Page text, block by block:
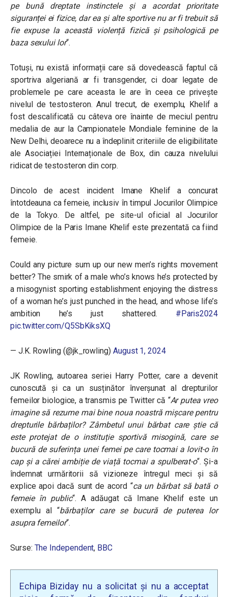
pe bună dreptate instinctele și a acordat prioritate
siguranței ei fizice, dar ea și alte sportive nu ar fi trebuit să
fie expuse la această violență fizică și psihologică pe
baza sexului lor“.
Totuși, nu există informații care să dovedească faptul că
sportriva algeriană ar fi transgender, ci doar legate de
problemele pe care aceasta le are în ceea ce privește
nivelul de testosteron. Anul trecut, de exemplu, Khelif a
fost descalificată cu câteva ore înainte de meciul pentru
medalia de aur la Campionatele Mondiale feminine de la
New Delhi, deoarece nu a îndeplinit criteriile de eligibilitate
ale Asociației Internaționale de Box, din cauza nivelului
ridicat de testosteron din corp.
Dincolo de acest incident Imane Khelif a concurat
întotdeauna ca femeie, inclusiv în timpul Jocurilor Olimpice
de la Tokyo. De altfel, pe site-ul oficial al Jocurilor
Olimpice de la Paris Imane Khelif este prezentată ca fiind
femeie.
Could any picture sum up our new men’s rights movement
better? The smirk of a male who’s knows he’s protected by
a misogynist sporting establishment enjoying the distress
of a woman he’s just punched in the head, and whose life’s
ambition he’s just shattered. #Paris2024
pic.twitter.com/Q5SbKiksXQ
— J.K. Rowling (@jk_rowling) August 1, 2024
JK Rowling, autoarea seriei Harry Potter, care a devenit
cunoscută și ca un susținător înverșunat al drepturilor
femeilor biologice, a transmis pe Twitter că “Ar putea vreo
imagine să rezume mai bine noua noastră mișcare pentru
drepturile bărbaților? Zâmbetul unui bărbat care știe că
este protejat de o instituție sportivă misogină, care se
bucură de suferința unei femei pe care tocmai a lovit-o în
cap și a cărei ambiție de viață tocmai a spulberat-o“. Și-a
îndemnat urmăritorii să vizioneze întregul meci și să
explice apoi dacă sunt de acord “ca un bărbat să bată o
femeie în public“. A adăugat că Imane Khelif este un
exemplu al “bărbaților care se bucură de puterea lor
asupra femeilor“.
Surse: The Independent, BBC
Echipa Biziday nu a solicitat și nu a acceptat